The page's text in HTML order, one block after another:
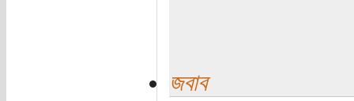
জবাব